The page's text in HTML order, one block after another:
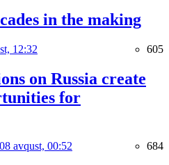
in the making
12:32 605
on Russia create
for
08 avqust, 00:52 684